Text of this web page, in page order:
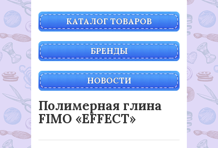
КАТАЛОГ ТОВАРОВ
БРЕНДЫ
НОВОСТИ
Полимерная глина
FIMO «EFFECT»